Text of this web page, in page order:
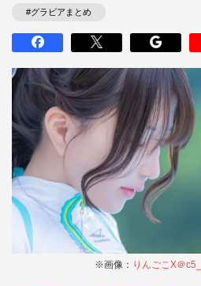
#グラビアまとめ
※画像： りんごこX＠